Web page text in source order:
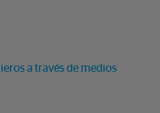
a través de medios